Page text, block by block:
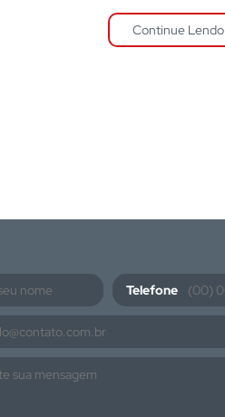
Continue Lendo
Telefone